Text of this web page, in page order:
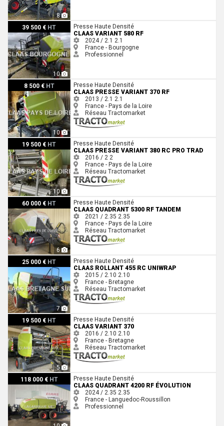
8
39 500 € HT
10
Claas VARIANT 580 RF
Presse Haute Densité
CLAAS VARIANT 580 RF
2024 / 2.1 2.1
France - Bourgogne
Professionnel
8 500 € HT
10
Claas PRESSE VARIANT 370 RFPresse Haute Densité
CLAAS PRESSE VARIANT 370 RF
2013 / 2.1 2.1
France - Pays de la Loire
Réseau Tractomarket
19 500 € HT
10
Claas PRESSE VARIANT 380 RC PRO TRAD
Presse Haute Densité
CLAAS PRESSE VARIANT 380 RC PRO TRAD
2016 / 2 2
France - Pays de la Loire
Réseau Tractomarket
60 000 € HT
6
Claas QUADRANT 5300 RF TANDEM
Presse Haute Densité
CLAAS QUADRANT 5300 RF TANDEM
2021 / 2.35 2.35
France - Pays de la Loire
Réseau Tractomarket
25 000 € HT
7
Claas ROLLANT 455 RC UNIWRAPPresse Haute Densité
CLAAS ROLLANT 455 RC UNIWRAP
2015 / 2.10 2.10
France - Bretagne
Réseau Tractomarket
19 500 € HT
5
Claas VARIANT 370
Presse Haute Densité
CLAAS VARIANT 370
2016 / 2.10 2.10
France - Bretagne
Réseau Tractomarket
118 000 € HT
Claas QUADRANT 4200 RF ÉVOLUTION
Presse Haute Densité
CLAAS QUADRANT 4200 RF ÉVOLUTION
2024 / 2.35 2.35
France - Languedoc-Roussillon
Professionnel